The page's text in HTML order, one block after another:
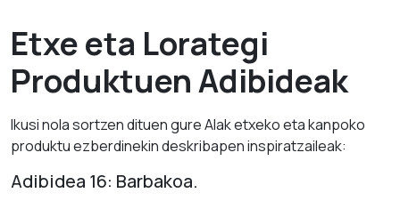
Etxe eta Lorategi
Produktuen Adibideak
Ikusi nola sortzen dituen gure AIak etxeko eta kanpoko
produktu ezberdinekin deskribapen inspiratzaileak:
Adibidea 16: Barbakoa.